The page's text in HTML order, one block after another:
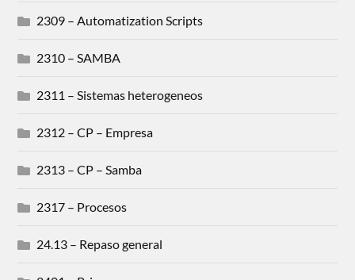
2309 – Automatization Scripts
2310 – SAMBA
2311 – Sistemas heterogeneos
2312 – CP – Empresa
2313 – CP – Samba
2317 – Procesos
24.13 – Repaso general